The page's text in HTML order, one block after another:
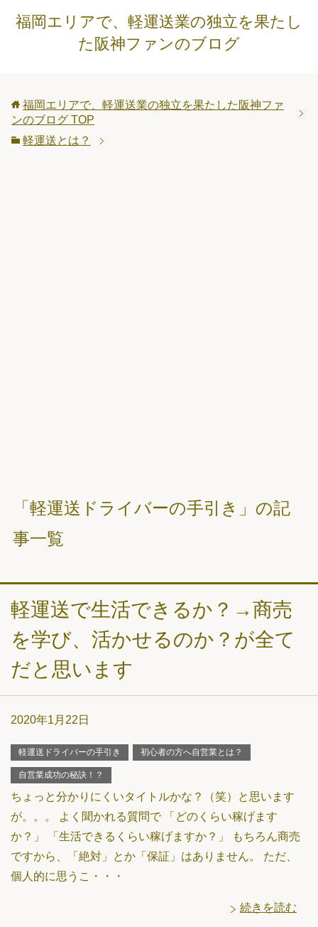
福岡エリアで、軽運送業の独立を果たし
た阪神ファンのブログ
福岡エリアで、軽運送業の独立を果たした阪神ファ
ンのブログ TOP
軽運送とは？
「軽運送ドライバーの手引き」の記
事一覧
軽運送で生活できるか？→商売
を学び、活かせるのか？が全て
だと思います
2020年1月22日
軽運送ドライバーの手引き 初心者の方へ自営業とは？
自営業成功の秘訣！？
ちょっと分かりにくいタイトルかな？（笑）と思います
が。。。 よく聞かれる質問で 「どのくらい稼げます
か？」 「生活できるくらい稼げますか？」 もちろん商売
ですから、「絶対」とか「保証」はありません。 ただ、
個人的に思うこ・・・
続きを読む